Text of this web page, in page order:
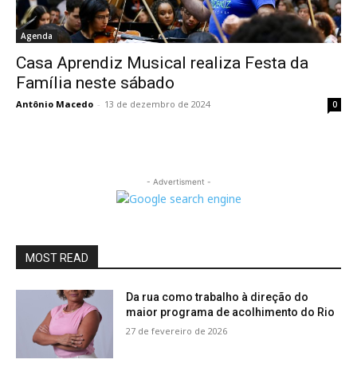
Agenda
Casa Aprendiz Musical realiza Festa da
Família neste sábado
Antônio Macedo - 13 de dezembro de 2024 0
- Advertisment -
MOST READ
Da rua como trabalho à direção do
maior programa de acolhimento do Rio
27 de fevereiro de 2026